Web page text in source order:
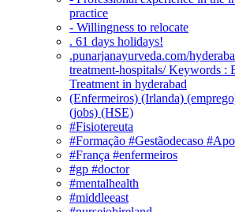
practice
- Willingness to relocate
. 61 days holidays!
.punarjanayurveda.com/
treatment-hospitals/ Keywords :
Treatment in hyderabad
(Enfermeiros) (Irlanda)
(jobs) (HSE)
#Fisiotereuta
#Formação #Gestãodecaso
#França #enfermeiros
#gp #doctor
#mentalhealth
#middleeast